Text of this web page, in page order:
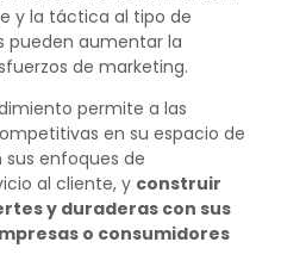
y la táctica al tipo de
pueden aumentar la
de marketing.
permite a las
en su espacio de
enfoques de
al cliente, y construir
y duraderas con sus
o consumidores